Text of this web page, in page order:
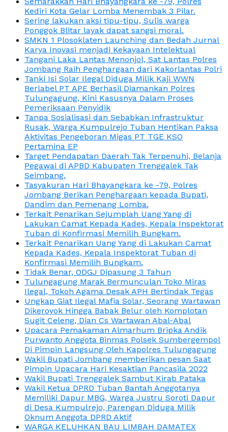
Kediri Kota Gelar Lomba Menembak 3 Pilar.
Sering lakukan aksi tipu-tipu, Sulis warga
Ponggok Blitar layak dapat sangsi moral.
SMKN 1 Plosoklaten Launching dan Bedah Jurnal
Karya Inovasi menjadi Kekayaan Intelektual
Tangani Laka Lantas Menonjol, Sat Lantas Polres
Jombang Raih Penghargaan dari Kakorlantas Polri
Tanki Isi Solar Ilegal Diduga Milik Kaji WWN
Berlabel PT APE Berhasil Diamankan Polres
Tulungagung, Kini Kasusnya Dalam Proses
Pemeriksaan Penyidik
Tanpa Sosialisasi dan Sebabkan Infrastruktur
Rusak, Warga Kumpulrejo Tuban Hentikan Paksa
Aktivitas Pengeboran Migas PT TGE KSO
Pertamina EP
Target Pendapatan Daerah Tak Terpenuhi, Belanja
Pegawai di APBD Kabupaten Trenggalek Tak
Seimbang.
Tasyakuran Hari Bhayangkara ke -79, Polres
Jombang Berikan Penghargaan kepada Bupati,
Dandim dan Pemenang Lomba.
Terkait Penarikan Sejumplah Uang Yang di
Lakukan Camat Kepada Kades, Kepala Inspektorat
Tuban di Konfirmasi Memilih Bungkam.
Terkait Penarikan Uang Yang di Lakukan Camat
Kepada Kades, Kepala Inspektorat Tuban di
Konfirmasi Memilih Bungkam.
Tidak Benar, ODGJ Dipasung 3 Tahun
Tulungagung Marak Bermunculan Toko Miras
Ilegal, Tokoh Agama Desak APH Bertindak Tegas
Ungkap Giat Ilegal Mafia Solar, Seorang Wartawan
Dikeroyok Hingga Babak Belur oleh Komplotan
Sugit Celeng, Dian Cs Wartawan Abal-Abal
Upacara Pemakaman Almarhum Bripka Andik
Purwanto Anggota Binmas Polsek Sumbergempol
Di Pimpin Langsung Oleh Kapolres Tulungagung
Wakil Bupati Jombang memberikan pesan Saat
Pimpin Upacara Hari Kesaktian Pancasila 2022
Wakil Bupati Trenggalek Sambut Kirab Pataka
Wakil Ketua DPRD Tuban Bantah Anggotanya
Memiliki Dapur MBG, Warga Justru Soroti Dapur
di Desa Kumpulrejo, Parengan Diduga Milik
Oknum Anggota DPRD Aktif
WARGA KELUHKAN BAU LIMBAH DAMATEX